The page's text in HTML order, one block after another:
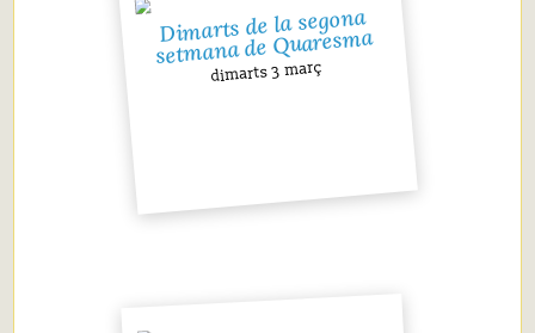
Dimarts de la segona
setmana de Quaresma
dimarts 3 març